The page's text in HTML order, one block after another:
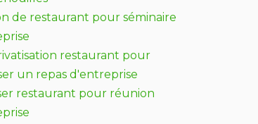
de restaurant pour séminaire
restaurant pour
un repas d'entreprise
restaurant pour réunion